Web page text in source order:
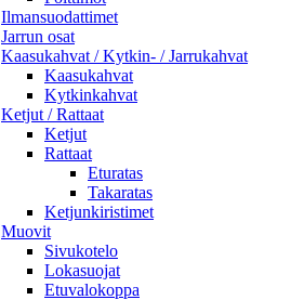
Ilmansuodattimet
Jarrun osat
Kaasukahvat / Kytkin- / Jarrukahvat
Kaasukahvat
Kytkinkahvat
Ketjut / Rattaat
Ketjut
Rattaat
Eturatas
Takaratas
Ketjunkiristimet
Muovit
Sivukotelo
Lokasuojat
Etuvalokoppa